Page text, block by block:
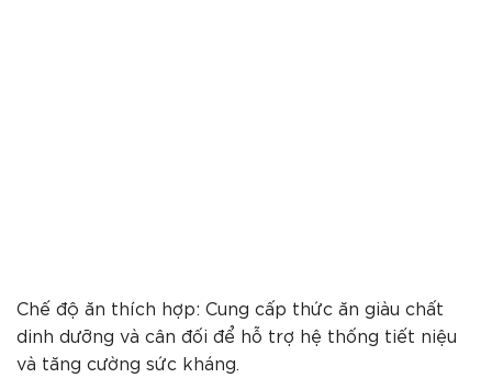
Chế độ ăn thích hợp: Cung cấp thức ăn giàu chất
dinh dưỡng và cân đối để hỗ trợ hệ thống tiết niệu
và tăng cường sức kháng.